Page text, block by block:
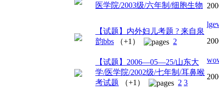
医学院/2003级/六年制/细胞生物
【试题】内外妇儿考题 ? 来自泉
韵bbs
（+1） 2
【试题】2006—05—25/山东大
学/医学院/2002级/七年制/耳鼻喉
考试题
（+1） 2 3